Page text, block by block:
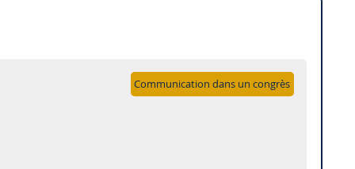
Communication dans un congrès